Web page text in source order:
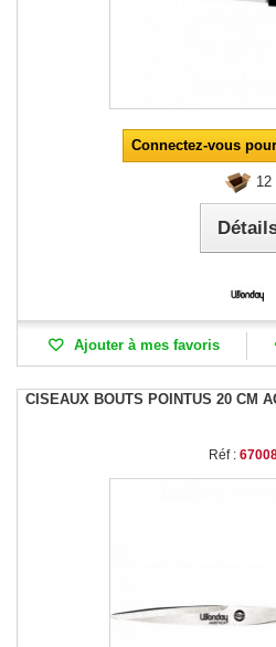
Connectez-vous
12
Ajouter à mes favoris
CISEAUX BOUTS POINTUS 20 CM
Réf :